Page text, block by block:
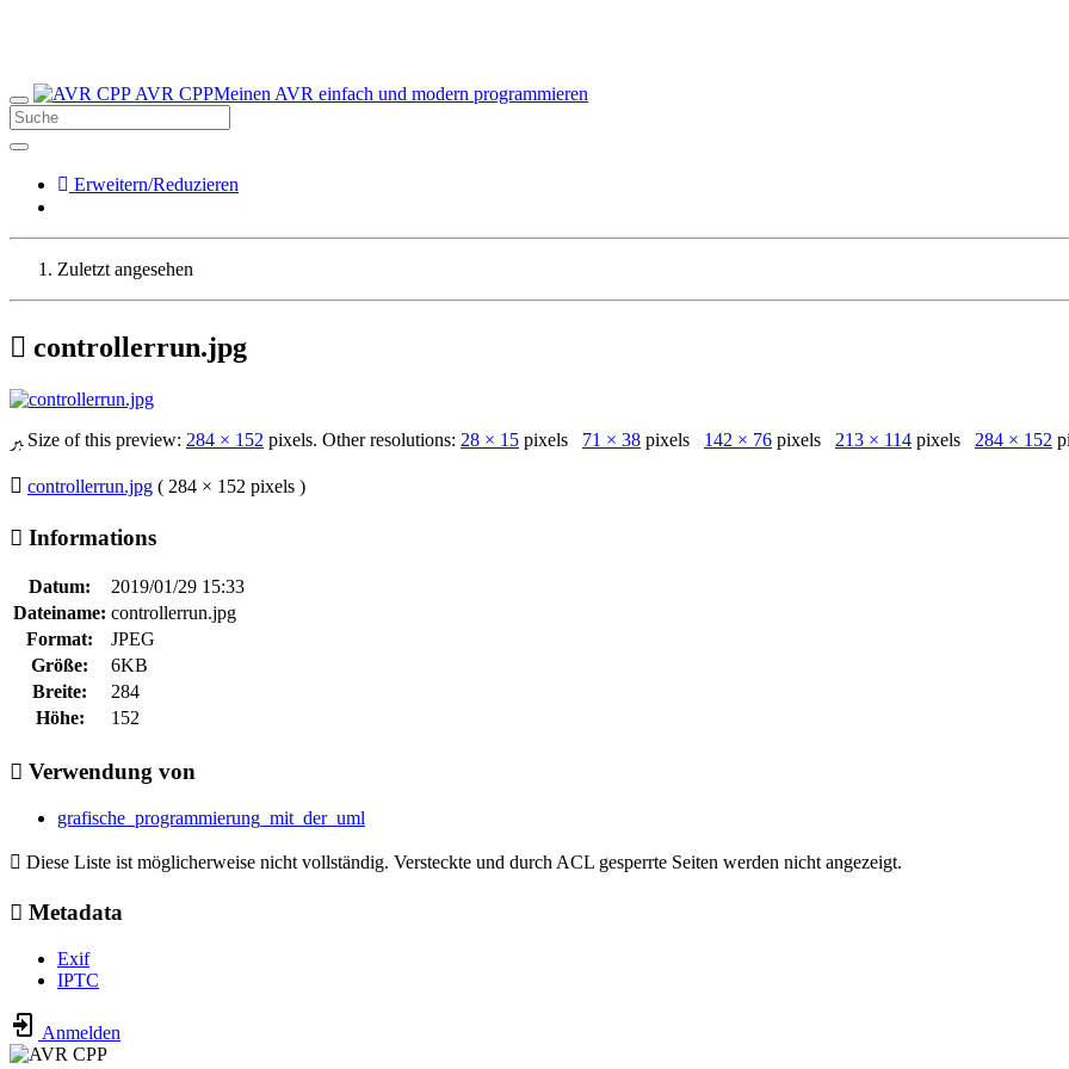
AVR CPPMeinen AVR einfach und modern programmieren
Erweitern/Reduzieren
Zuletzt angesehen
controllerrun.jpg
Size of this preview: 284 × 152 pixels. Other resolutions: 28 × 15 pixels 71 × 38 pixels 142 × 76 pixels 213 × 114 pixels 284 × 152
controllerrun.jpg ( 284 × 152 pixels )
Informations
Datum:
2019/01/29 15:33
Dateiname: controllerrun.jpg
Format:
JPEG
Größe:
6KB
Breite:
284
Höhe:
152
Verwendung von
grafische_programmierung_mit_der_uml
Diese Liste ist möglicherweise nicht vollständig. Versteckte und durch ACL gesperrte Seiten werden nicht angezeigt.
Metadata
Exif
IPTC
Anmelden